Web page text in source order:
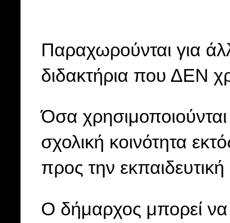
Παραχωρούνται για
διδακτήρια που ΔΕΝ
Όσα
σχολική κοινότητα
προς την εκπαιδευτική
Ο δήμαρχος μπορεί